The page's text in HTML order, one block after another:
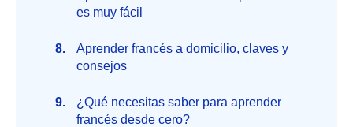
es muy fácil
Aprender francés a domicilio, claves y
consejos
¿Qué necesitas saber para aprender
francés desde cero?